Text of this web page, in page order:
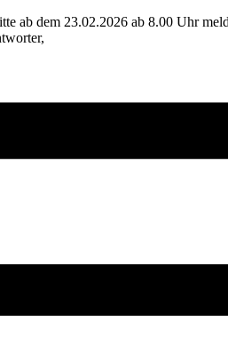
ab dem 23.02.2026 ab 8.00 Uhr